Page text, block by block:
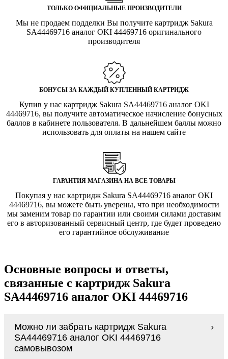
ТОЛЬКО ОФИЦИАЛЬНЫЕ ПРОИЗВОДИТЕЛИ
Мы не продаем подделки Вы получите картридж Sakura
SA44469716 аналог OKI 44469716 оригинального
производителя
БОНУСЫ ЗА КАЖДЫЙ КУПЛЕННЫЙ КАРТРИДЖ
Купив у нас картридж Sakura SA44469716 аналог OKI
44469716, вы получите автоматическое начисление бонусных
баллов в кабинете пользователя. В дальнейшем баллы можно
использовать для оплаты на нашем сайте
ГАРАНТИЯ МАГАЗИНА НА ВСЕ ТОВАРЫ
Покупая у нас картридж Sakura SA44469716 аналог OKI
44469716, вы можете быть уверены, что при необходимости
мы заменим товар по гарантии или своими силами доставим
его в авторизованный сервисный центр, где будет проведено
его гарантийное обслуживание
Основные вопросы и ответы,
связанные с картридж Sakura
SA44469716 аналог OKI 44469716
Можно ли забрать картридж Sakura
SA44469716 аналог OKI 44469716
самовывозом